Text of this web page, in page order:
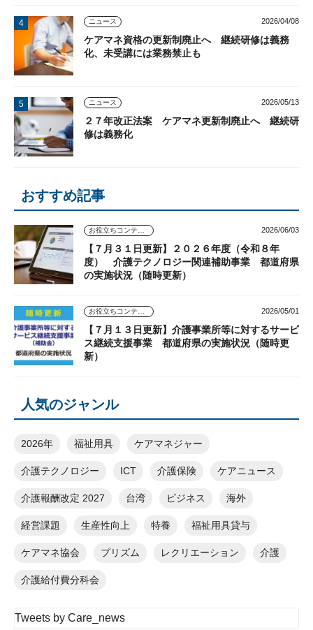
ニュース 2026/04/08
ケアマネ資格の更新制廃止へ 継続研修は義務
化、未受講には業務禁止も
ニュース 2026/05/13
２７年改正法案 ケアマネ更新制廃止へ 継続研
修は義務化
おすすめ記事
お役立ちコンテンツ 2026/06/03
【７月３１日更新】２０２６年度（令和８年
度） 介護テクノロジー関連補助事業 都道府県
の実施状況（随時更新）
お役立ちコンテンツ 2026/05/01
【７月１３日更新】介護事業所等に対するサービ
ス継続支援事業 都道府県の実施状況（随時更
新）
人気のジャンル
2026年 福祉用具 ケアマネジャー
介護テクノロジー ICT 介護保険 ケアニュース
介護報酬改定 2027 台湾 ビジネス 海外
経営課題 生産性向上 特養 福祉用具貸与
ケアマネ協会 プリズム レクリエーション 介護
介護給付費分科会
Tweets by Care_news